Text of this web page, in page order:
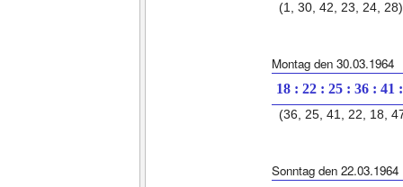
(1, 30, 42, 23, 24, 28)
Montag den 30.03.1964
18 : 22 : 25 : 36 : 41
(36, 25, 41, 22, 18,
Sonntag den 22.03.1964